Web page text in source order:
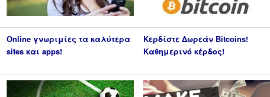
Online γνωριμίες τα καλύτερα
sites και apps!
Κερδίστε Δωρεάν Bitcoins!
Καθημερινό κέρδος!